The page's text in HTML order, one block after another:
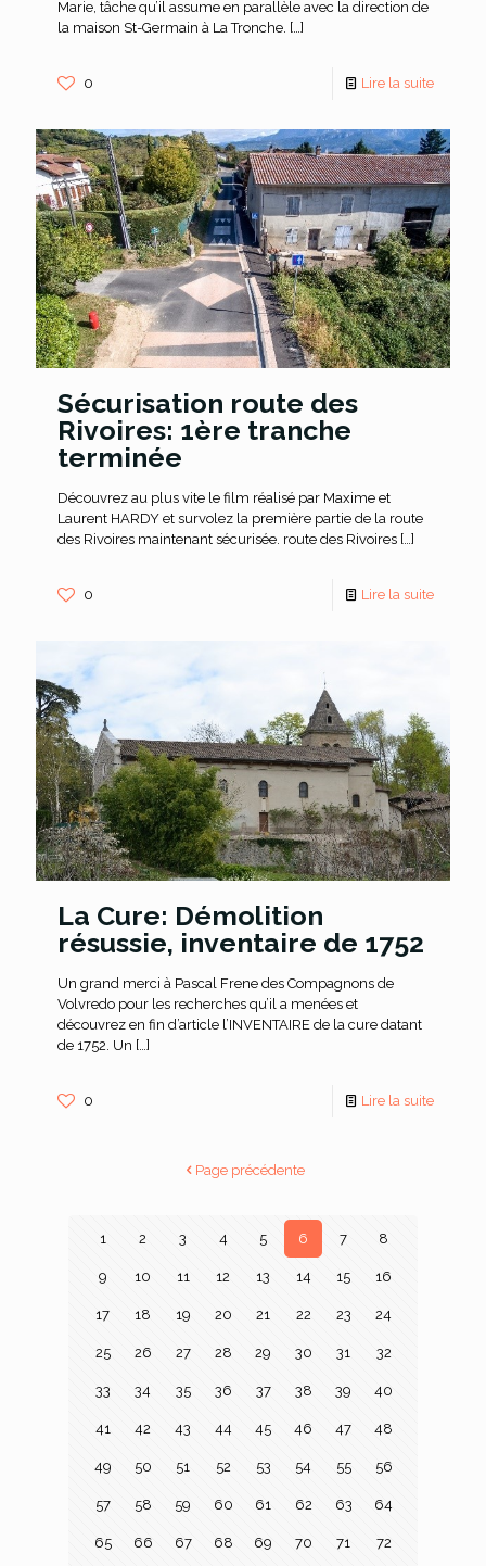
Marie, tâche qu’il assume en parallèle avec la direction de
la maison St-Germain à La Tronche. […]
0 Lire la suite
Sécurisation route des
Rivoires: 1ère tranche
terminée
Découvrez au plus vite le film réalisé par Maxime et
Laurent HARDY et survolez la première partie de la route
des Rivoires maintenant sécurisée. route des Rivoires […]
0 Lire la suite
La Cure: Démolition
résussie, inventaire de 1752
Un grand merci à Pascal Frene des Compagnons de
Volvredo pour les recherches qu’il a menées et
découvrez en fin d’article l’INVENTAIRE de la cure datant
de 1752. Un […]
0 Lire la suite
Page précédente
1 2 3 4 5 6 7 8
9 10 11 12 13 14 15 16
17 18 19 20 21 22 23 24
25 26 27 28 29 30 31 32
33 34 35 36 37 38 39 40
41 42 43 44 45 46 47 48
49 50 51 52 53 54 55 56
57 58 59 60 61 62 63 64
65 66 67 68 69 70 71 72